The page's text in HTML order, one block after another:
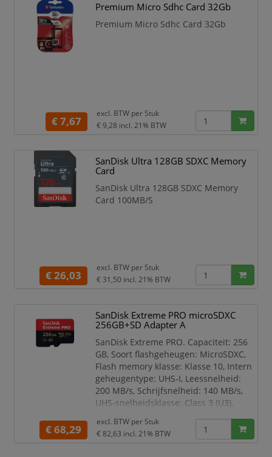
Leessnelheid 25 MB/s
Design
Premium Micro Sdhc Card 32Gb
Premium Micro Sdhc Card 32Gb
€ 7,67
excl. BTW per Stuk
€ 9,28 incl. 21% BTW
SanDisk Ultra 128GB SDXC Memory
Card
SanDisk Ultra 128GB SDXC Memory
Card 100MB/S
€ 26,03
excl. BTW per Stuk
€ 31,50 incl. 21% BTW
SanDisk Extreme PRO microSDXC
256GB+SD Adapter A
SanDisk Extreme PRO. Capaciteit: 256
GB, Soort flashgeheugen: MicroSDXC,
Flash memory klasse: Klasse 10, Intern
geheugentype: UHS-I, Leessnelheid:
200 MB/s, Schrijfsnelheid: 140 MB/s,
UHS-snelheidsklasse: Class 3 (U3),
Veiligheidsfunties: Schokbestendig,
Temperatuurbestendig,
€ 68,29
excl. BTW per Stuk
€ 82,63 incl. 21% BTW